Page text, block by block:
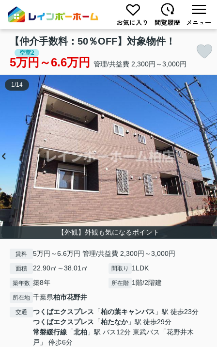
【仲介手数料：50％OFF】対象物件！
空室2
5万円～6.6万円 管理/共益費 2,300円～3,000円
【外観】外観も気になるポイント
1 /14
賃料 5万円～6.6万円 管理/共益費 2,300円～3,000円
面積 22.90㎡～38.01㎡ 間取り 1LDK
築年数 築8年 所在階 1階/2階建
所在地 千葉県柏市花野井
交通 つくばエクスプレス 「柏の葉キャンパス 」駅 徒歩23分
つくばエクスプレス 「柏たなか」駅 徒歩29分
常磐緩行線 「北柏 」駅 バス12分 東武バス「花野井木
戸」 停歩6分